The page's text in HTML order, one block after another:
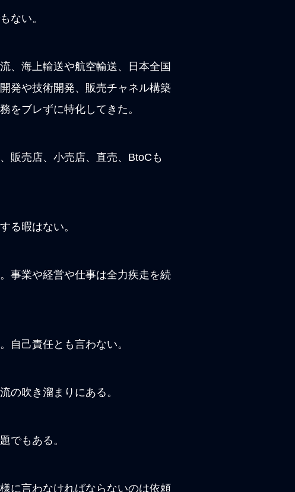
ない。
、海上輸送や航空輸送、日本全国
発や技術開発、販売チャネル構築
をブレずに特化してきた。
販売店、小売店、直売、BtoCも
る暇はない。
事業や経営や仕事は全力疾走を続
自己責任とも言わない。
の吹き溜まりにある。
でもある。
に言わなければならないのは依頼